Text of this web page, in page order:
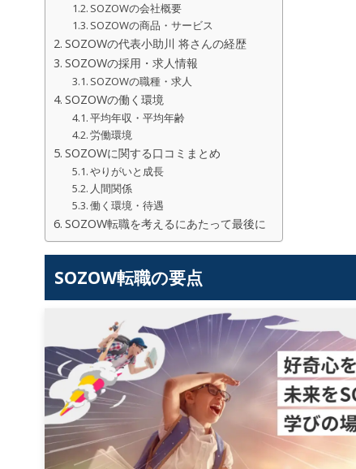
SOZOWの会社概要
SOZOWの商品・サービス
SOZOWの代表小助川 将さんの経歴
SOZOWの採用・求人情報
SOZOWの職種・求人
SOZOWの働く環境
平均年収・平均年齢
労働環境
SOZOWに関する口コミまとめ
やりがいと成長
人間関係
働く環境・待遇
SOZOW転職を考えるにあたって最後に
SOZOW転職の要点